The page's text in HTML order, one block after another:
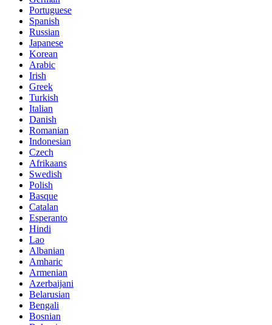
Portuguese
Spanish
Russian
Japanese
Korean
Arabic
Irish
Greek
Turkish
Italian
Danish
Romanian
Indonesian
Czech
Afrikaans
Swedish
Polish
Basque
Catalan
Esperanto
Hindi
Lao
Albanian
Amharic
Armenian
Azerbaijani
Belarusian
Bengali
Bosnian